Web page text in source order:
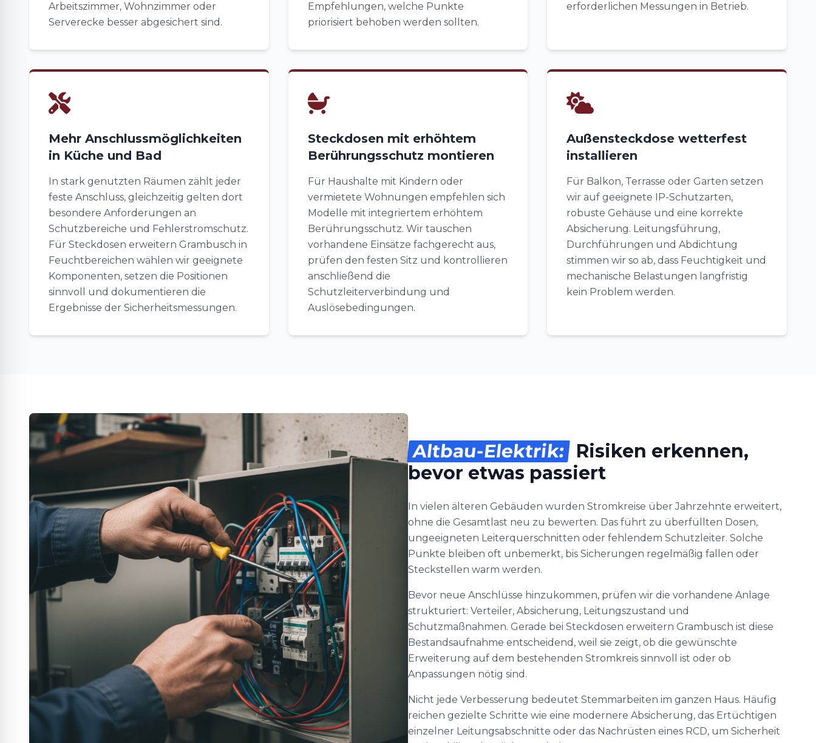
Arbeitszimmer, Wohnzimmer oder
Serverecke besser abgesichert sind.
Empfehlungen, welche Punkte
priorisiert behoben werden sollten.
erforderlichen Messungen in Betrieb.
Mehr Anschlussmöglichkeiten
in Küche und Bad
In stark genutzten Räumen zählt jeder
feste Anschluss, gleichzeitig gelten dort
besondere Anforderungen an
Schutzbereiche und Fehlerstromschutz.
Für Steckdosen erweitern Grambusch in
Feuchtbereichen wählen wir geeignete
Komponenten, setzen die Positionen
sinnvoll und dokumentieren die
Ergebnisse der Sicherheitsmessungen.
Steckdosen mit erhöhtem
Berührungsschutz montieren
Für Haushalte mit Kindern oder
vermietete Wohnungen empfehlen sich
Modelle mit integriertem erhöhtem
Berührungsschutz. Wir tauschen
vorhandene Einsätze fachgerecht aus,
prüfen den festen Sitz und kontrollieren
anschließend die
Schutzleiterverbindung und
Auslösebedingungen.
Außensteckdose wetterfest
installieren
Für Balkon, Terrasse oder Garten setzen
wir auf geeignete IP-Schutzarten,
robuste Gehäuse und eine korrekte
Absicherung. Leitungsführung,
Durchführungen und Abdichtung
stimmen wir so ab, dass Feuchtigkeit und
mechanische Belastungen langfristig
kein Problem werden.
Altbau-Elektrik: Risiken erkennen,
bevor etwas passiert
In vielen älteren Gebäuden wurden Stromkreise über Jahrzehnte erweitert,
ohne die Gesamtlast neu zu bewerten. Das führt zu überfüllten Dosen,
ungeeigneten Leiterquerschnitten oder fehlendem Schutzleiter. Solche
Punkte bleiben oft unbemerkt, bis Sicherungen regelmäßig fallen oder
Steckstellen warm werden.
Bevor neue Anschlüsse hinzukommen, prüfen wir die vorhandene Anlage
strukturiert: Verteiler, Absicherung, Leitungszustand und
Schutzmaßnahmen. Gerade bei Steckdosen erweitern Grambusch ist diese
Bestandsaufnahme entscheidend, weil sie zeigt, ob die gewünschte
Erweiterung auf dem bestehenden Stromkreis sinnvoll ist oder ob
Anpassungen nötig sind.
Nicht jede Verbesserung bedeutet Stemmarbeiten im ganzen Haus. Häufig
reichen gezielte Schritte wie eine modernere Absicherung, das Ertüchtigen
einzelner Leitungsabschnitte oder das Nachrüsten eines RCD, um Sicherheit